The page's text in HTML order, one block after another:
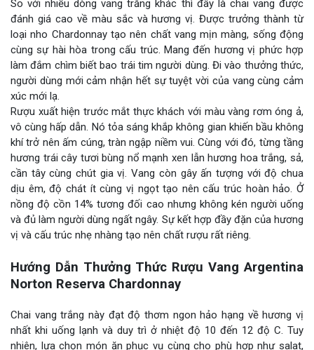
So với nhiều dòng vang trắng khác thì đây là chai vang được
đánh giá cao về màu sắc và hương vị. Được trưởng thành từ
loại nho Chardonnay tạo nên chất vang mịn màng, sống động
cùng sự hài hòa trong cấu trúc. Mang đến hương vị phức hợp
làm đắm chìm biết bao trái tim người dùng. Đi vào thưởng thức,
người dùng mới cảm nhận hết sự tuyệt vời của vang cùng cảm
xúc mới lạ.
Rượu xuất hiện trước mắt thực khách với màu vàng rơm óng ả,
vô cùng hấp dẫn. Nó tỏa sáng khắp không gian khiến bầu không
khí trở nên ấm cúng, tràn ngập niềm vui. Cùng với đó, từng tầng
hương trái cây tươi bùng nổ mạnh xen lẫn hương hoa trắng, sả,
cần tây cùng chút gia vị. Vang còn gây ấn tượng với độ chua
dịu êm, độ chát ít cùng vị ngọt tạo nên cấu trúc hoàn hảo. Ở
nồng độ cồn 14% tương đối cao nhưng không kén người uống
và đủ làm người dùng ngất ngây. Sự kết hợp đầy đặn của hương
vị và cấu trúc nhẹ nhàng tạo nên chất rượu rất riêng.
Hướng Dẫn Thưởng Thức Rượu Vang Argentina
Norton Reserva Chardonnay
Chai vang trắng này đạt độ thơm ngon hảo hạng về hương vị
nhất khi uống lạnh và duy trì ở nhiệt độ 10 đến 12 độ C. Tuy
nhiên, lựa chọn món ăn phục vụ cùng cho phù hợp như salat,